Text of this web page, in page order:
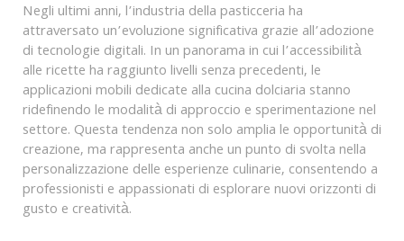
Negli ultimi anni, l’industria della pasticceria ha
attraversato un’evoluzione significativa grazie all’adozione
di tecnologie digitali. In un panorama in cui l’accessibilità
alle ricette ha raggiunto livelli senza precedenti, le
applicazioni mobili dedicate alla cucina dolciaria stanno
ridefinendo le modalità di approccio e sperimentazione nel
settore. Questa tendenza non solo amplia le opportunità di
creazione, ma rappresenta anche un punto di svolta nella
personalizzazione delle esperienze culinarie, consentendo a
professionisti e appassionati di esplorare nuovi orizzonti di
gusto e creatività.